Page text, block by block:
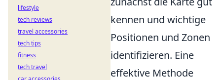
kennen und wichtige
Positionen und Zonen
identifizieren. Eine
effektive Methode
lifestyle
tech reviews
travel accessories
tech tips
fitness
tech travel